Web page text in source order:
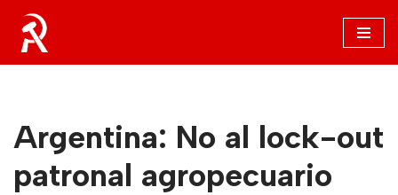
Saltar
al
Argentina: No al lock-out
patronal agropecuario